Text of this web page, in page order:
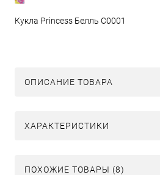
Кукла Princess Белль C0001
ОПИСАНИЕ ТОВАРА
ХАРАКТЕРИСТИКИ
ПОХОЖИЕ ТОВАРЫ (8)